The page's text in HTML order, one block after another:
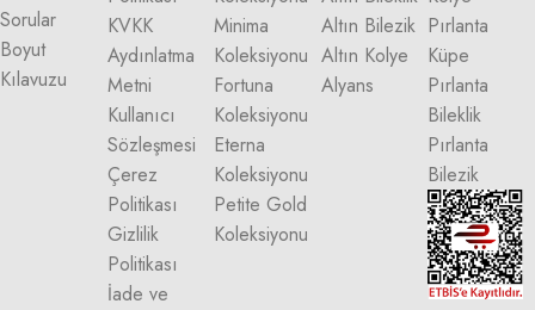
Sorular
Boyut
Kılavuzu
KVKK
Aydınlatma
Metni
Kullanıcı
Sözleşmesi
Çerez
Politikası
Gizlilik
Politikası
İade ve
Minima
Koleksiyonu
Fortuna
Koleksiyonu
Eterna
Koleksiyonu
Petite Gold
Koleksiyonu
Altın Bilezik
Altın Kolye
Alyans
Pırlanta
Küpe
Pırlanta
Bileklik
Pırlanta
Bilezik